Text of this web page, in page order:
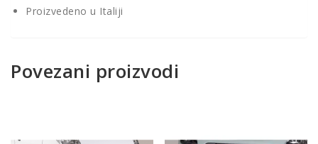
Proizvedeno u Italiji
Povezani proizvodi